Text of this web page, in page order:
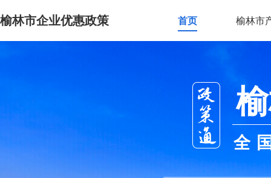
榆林市企业优惠政策 首页 榆林市
全